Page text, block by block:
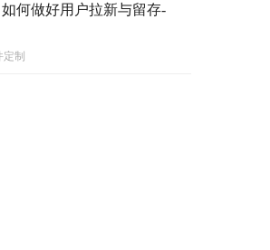
何做好用户拉新与留存-
定制